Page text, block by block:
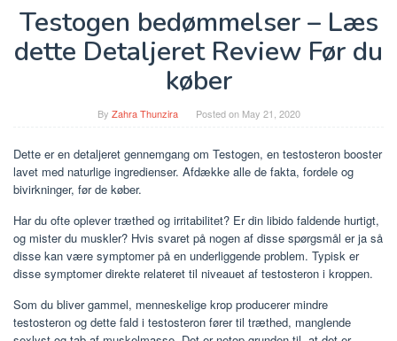
Testogen bedømmelser – Læs
dette Detaljeret Review Før du
køber
By Zahra Thunzira Posted on May 21, 2020
Dette er en detaljeret gennemgang om Testogen, en testosteron booster
lavet med naturlige ingredienser. Afdække alle de fakta, fordele og
bivirkninger, før de køber.
Har du ofte oplever træthed og irritabilitet? Er din libido faldende hurtigt,
og mister du muskler? Hvis svaret på nogen af ​​disse spørgsmål er ja så
disse kan være symptomer på en underliggende problem. Typisk er
disse symptomer direkte relateret til niveauet af testosteron i kroppen.
Som du bliver gammel, menneskelige krop producerer mindre
testosteron og dette fald i testosteron fører til træthed, manglende